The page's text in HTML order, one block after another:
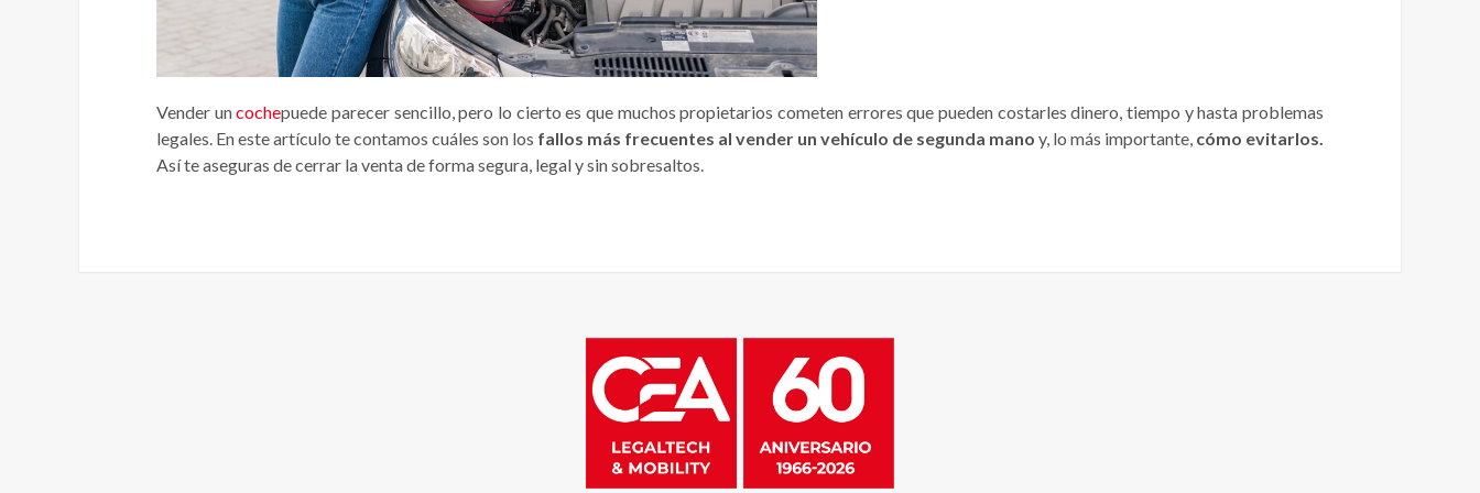
Vender uncochepuede parecer sencillo, pero lo cierto es que muchos propietarios cometen errores que pueden costarles dinero, tiempo y hasta problemas
legales. En este artículo te contamos cuáles son los fallos más frecuentes al vender un vehículo de segunda mano y, lo más importante, cómo evitarlos.
Así te aseguras de cerrar la venta de forma segura, legal y sin sobresaltos.